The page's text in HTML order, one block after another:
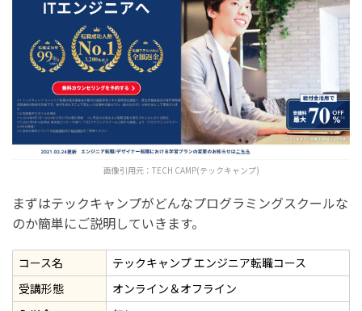
まとめ：テックキャンプの無料カウンセリングってどう
なの？【評判や申し込み方法を解説】
画像引用元： TECH CAMP(テックキャンプ)
まずはテックキャンプがどんなプログラミングスクールな
のか簡単にご説明していきます。
コース名
テックキャンプ エンジニア転職コース
受講形態
オンライン＆オフライン